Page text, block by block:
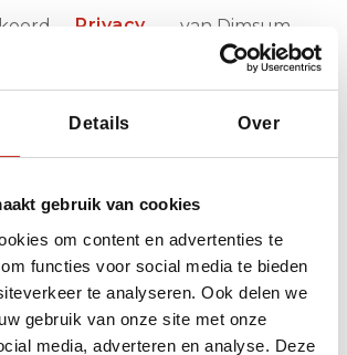
Details Over
gebruik van cookies
om content en advertenties te
functies voor social media te bieden
te analyseren. Ook delen we
gebruik van onze site met onze
media, adverteren en analyse. Deze
Privacy
van Dimsum
Reizen